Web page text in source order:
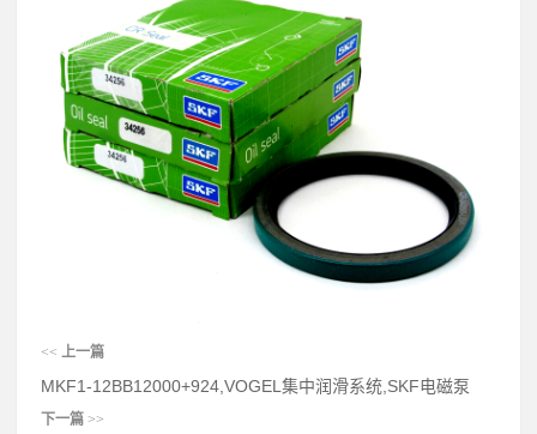
<< 上一篇
MKF1-12BB12000+924,VOGEL集中润滑系统,SKF电磁泵
下一篇 >>